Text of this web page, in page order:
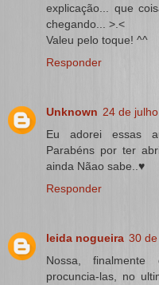
explicação... que
chegando... >.<
Valeu pelo toque! ^^
Responder
Unknown 24 de
Eu adorei essas
Parabéns por ter
ainda Nãao sabe..♥
Responder
leida nogueira 30
Nossa,
procuncia-las, no